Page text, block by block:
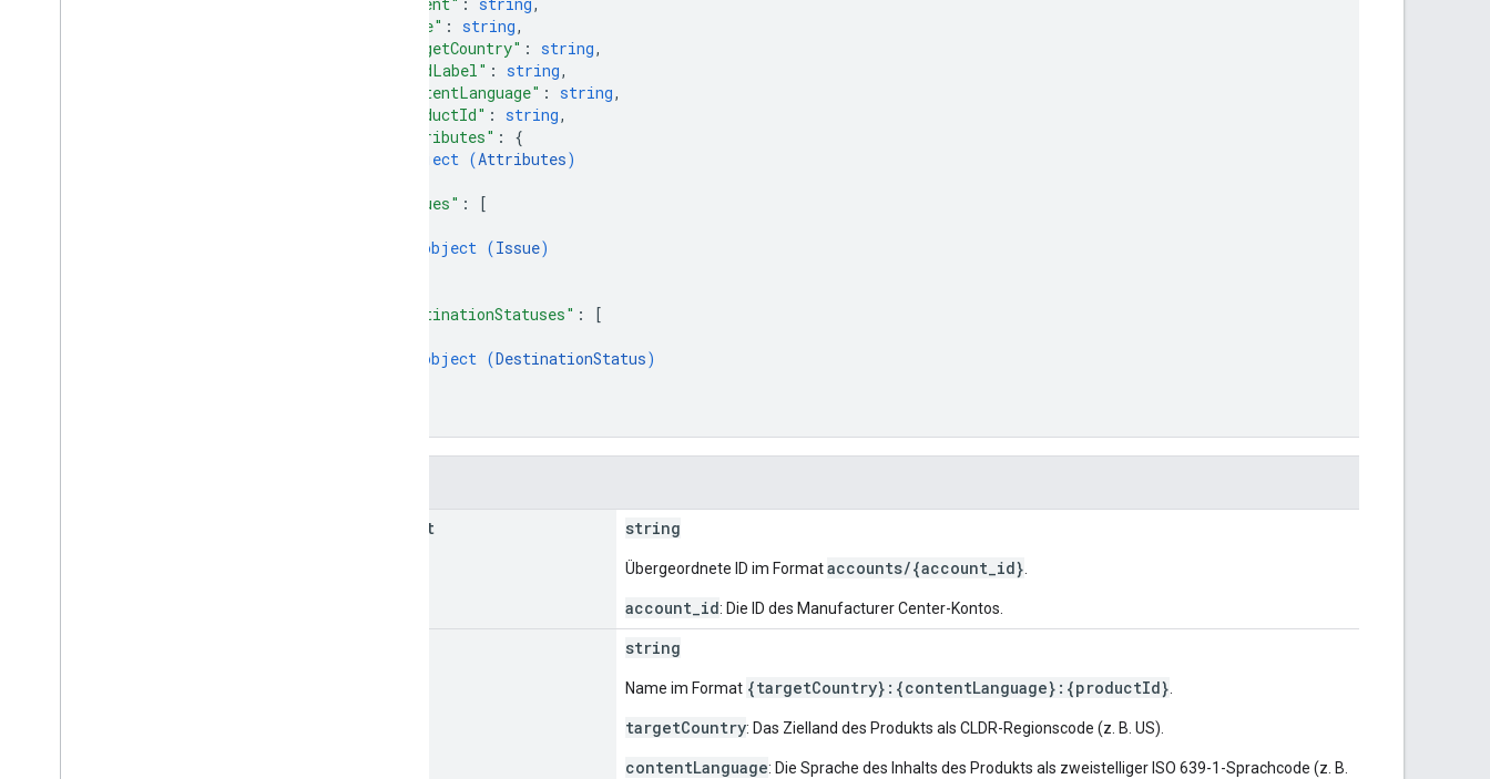
"name" : string,
"targetCountry" : string,
"feedLabel" : string,
"contentLanguage" : string,
"productId" : string,
"attributes" : {
object (Attributes)
"issues" :
[
object (Issue)
"destinationStatuses" :
[
object (DestinationStatus)
parent string
Übergeordnete ID im Formataccounts/{account_id}
account_id: Die ID des Manufacturer Center-Kontos.
string
Name im Format {targetCountry}:{contentLanguage}:{productId}
targetCountry: Das Zielland des Produkts als CLDR-Regionscode (z. B. US).
contentLanguage: Die Sprache des Inhalts des Produkts als zweistelliger ISO 639-1-Sprachcode (z. B.